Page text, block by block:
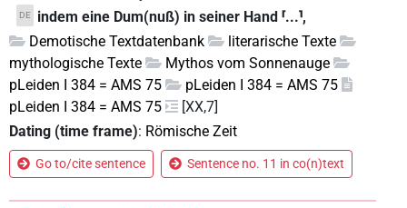
DE
indem eine Dum(nuß) in seiner Hand ⸢...⸣,
Demotische Textdatenbank
literarische Texte
mythologische Texte
Mythos vom Sonnenauge
pLeiden I 384 = AMS 75
pLeiden I 384 = AMS 75
pLeiden I 384 = AMS 75
[XX,7]
Dating (time frame): Römische Zeit
Go to/cite sentence Sentence no. 11 in co(n)text